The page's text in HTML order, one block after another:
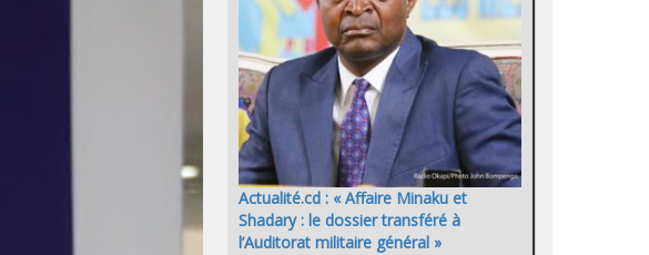
Actualité.cd : « Affaire Minaku et
Shadary : le dossier transféré à
l’Auditorat militaire général »